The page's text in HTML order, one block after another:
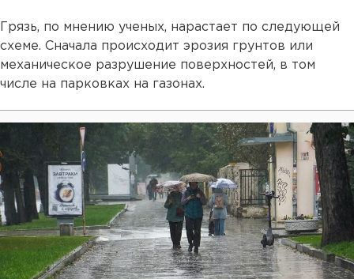
Грязь, по мнению ученых, нарастает по следующей
схеме. Сначала происходит эрозия грунтов или
механическое разрушение поверхностей, в том
числе на парковках на газонах.